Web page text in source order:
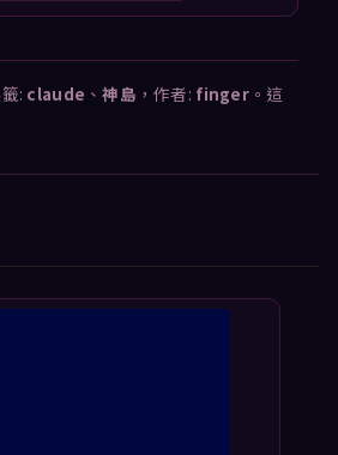
: claude 、神島 ，作者: finger。這